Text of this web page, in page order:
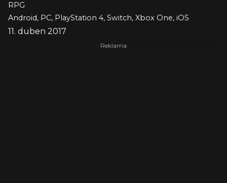
RPG
Android, PC, PlayStation 4, Switch, Xbox One, iOS
11. duben 2017